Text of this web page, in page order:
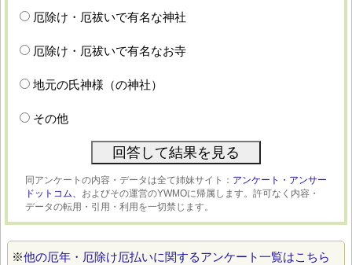
厄除け・厄祓いで有名な神社
厄除け・厄祓いで有名なお寺
地元の氏神様（の神社）
その他
同アンケートの内容・データは全て姉妹サイト： アンケート・アンサー
ドットコム、 およびその運営のYWMOに帰属します。許可なく内容・
データの転用・引用・利用を一切禁じます。
※他の厄年・厄除け厄払いに関するアンケート一覧はこちら